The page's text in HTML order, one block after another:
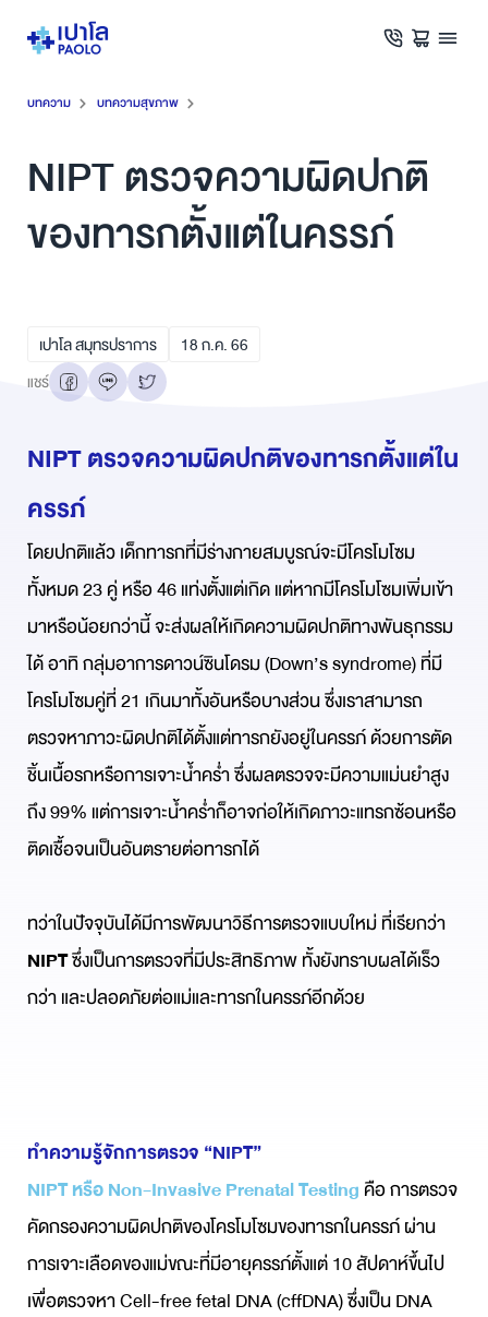
บทความ บทความสุขภาพ
NIPT ตรวจความผิดปกติ
ของทารกตั้งแต่ในครรภ์
เปาโล สมุทรปราการ 18ก.ค.66
แชร์
NIPT ตรวจความผิดปกติของทารกตั้งแต่ใน
ครรภ์
โดยปกติแล้ว เด็กทารกที่มีร่างกายสมบูรณ์จะมีโครโมโซม
ทั้งหมด 23 คู่ หรือ 46 แท่งตั้งแต่เกิด แต่หากมีโครโมโซมเพิ่มเข้า
มาหรือน้อยกว่านี้ จะส่งผลให้เกิดความผิดปกติทางพันธุกรรม
ได้ อาทิ กลุ่มอาการดาวน์ซินโดรม (Down’s syndrome) ที่มี
โครโมโซมคู่ที่ 21 เกินมาทั้งอันหรือบางส่วน ซึ่งเราสามารถ
ตรวจหาภาวะผิดปกติได้ตั้งแต่ทารกยังอยู่ในครรภ์ ด้วยการตัด
ชิ้นเนื้อรกหรือการเจาะน้ำคร่ำ ซึ่งผลตรวจจะมีความแม่นยำสูง
ถึง 99% แต่การเจาะน้ำคร่ำก็อาจก่อให้เกิดภาวะแทรกซ้อนหรือ
ติดเชื้อจนเป็นอันตรายต่อทารกได้
ทว่าในปัจจุบันได้มีการพัฒนาวิธีการตรวจแบบใหม่ ที่เรียกว่า
NIPTซึ่งเป็นการตรวจที่มีประสิทธิภาพ ทั้งยังทราบผลได้เร็ว
กว่า และปลอดภัยต่อแม่และทารกในครรภ์อีกด้วย
ทำความรู้จักการตรวจ “NIPT”
NIPT หรือ Non-Invasive Prenatal Testing คือ การตรวจ
คัดกรองความผิดปกติของโครโมโซมของทารกในครรภ์ ผ่าน
การเจาะเลือดของแม่ขณะที่มีอายุครรภ์ตั้งแต่ 10 สัปดาห์ขึ้นไป
เพื่อตรวจหา Cell-free fetal DNA (cffDNA) ซึ่งเป็น DNA